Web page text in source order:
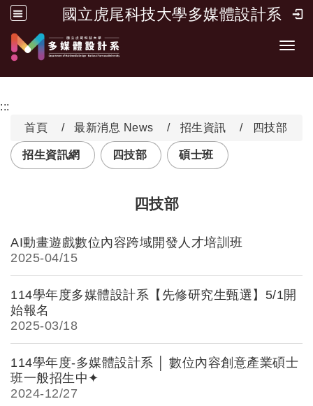
國立虎尾科技大學多媒體設計系
跳到主要內容
:::
首頁
最新消息 News 招生資訊 四技部
招生資訊網 四技部 碩士班
四技部
AI動畫遊戲數位內容跨域開發人才培訓班
2025-04/15
114學年度多媒體設計系【先修研究生甄選】5/1開
始報名
2025-03/18
114學年度-多媒體設計系 │ 數位內容創意產業碩士
班一般招生中✦
2024-12/27